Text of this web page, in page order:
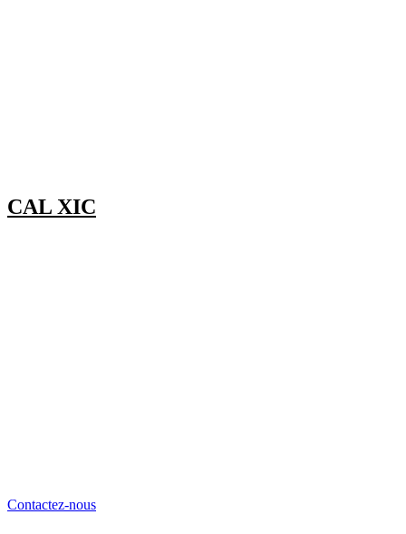
CAL XIC
Contactez-nous